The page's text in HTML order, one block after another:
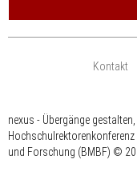
Kontakt
nexus - Übergänge
und Forschung (BMBF) ©